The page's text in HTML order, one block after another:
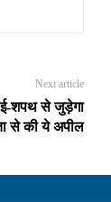
Next article
ई-शपथ से जुड़ेगा
से की ये अपील